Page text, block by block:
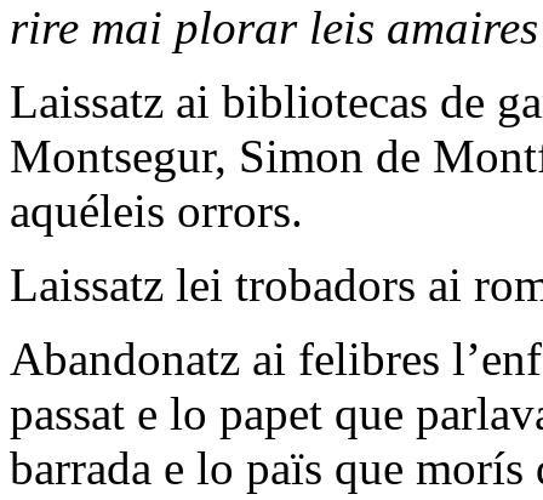
rire mai plorar leis
Laissatz ai bibliotecas de
Montsegur, Simon de
aquéleis orrors.
Laissatz lei trobadors ai
Abandonatz ai felibres
passat e lo papet que
barrada e lo païs que